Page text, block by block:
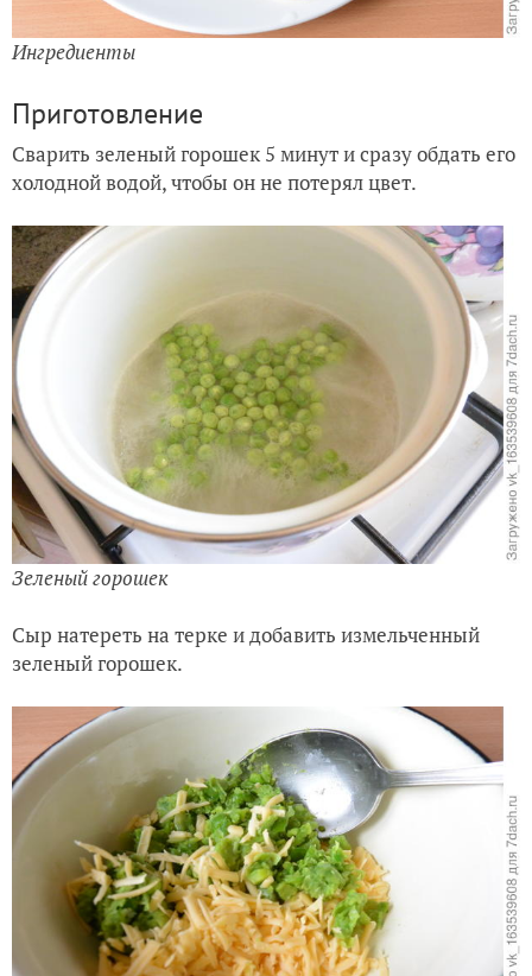
Ингредиенты
Приготовление
Сварить зеленый горошек 5 минут и сразу обдать его
холодной водой, чтобы он не потерял цвет.
Зеленый горошек
Сыр натереть на терке и добавить измельченный
зеленый горошек.